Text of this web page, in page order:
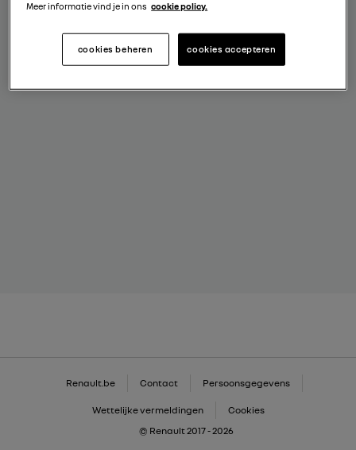
je aankoopplannen.
kies een verdeler
Renault.be Contact Persoonsgegevens
Wettelijke vermeldingen
Cookies
© Renault 2017 - 2026
Meer informatie vind je in ons cookie policy.
cookies accepteren
cookies beheren